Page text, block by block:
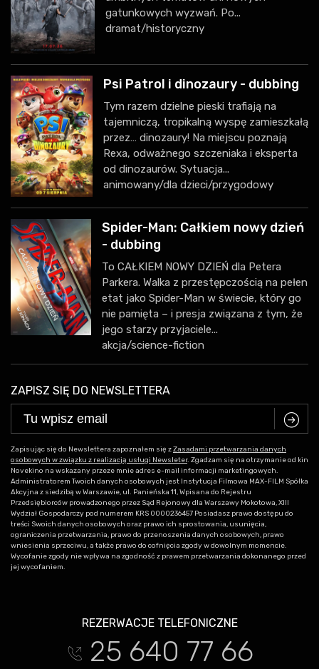
gatunkowych wyzwań. Po...
dramat/historyczny
Psi Patrol i dinozaury - dubbing
Tym razem dzielne pieski trafiają na
tajemniczą, tropikalną wyspę zamieszkałą
przez… dinozaury! Na miejscu poznają
Rexa, odważnego szczeniaka i eksperta
od dinozaurów. Sytuacja...
animowany/dla dzieci/przygodowy
Spider-Man: Całkiem nowy dzień
- dubbing
To CAŁKIEM NOWY DZIEŃ dla Petera
Parkera. Walka z przestępczością na pełen
etat jako Spider-Man w świecie, który go
nie pamięta – i presja związana z tym, że
jego starzy przyjaciele...
akcja/science-fiction
ZAPISZ SIĘ DO NEWSLETTERA
C
Zapisując się do Newslettera zapoznałem się zZasadami przetwarzania danych
osobowych w związku z realizacją usługi Newsleter. Zgadzam się na otrzymanie od kin
Novekino na wskazany przeze mnie adres e-mail informacji marketingowych.
Administratorem Twoich danych osobowych jest Instytucja Filmowa MAX-FILM Spółka
Akcyjna z siedzibą w Warszawie, ul. Panieńska 11, Wpisana do Rejestru
Przedsiębiorców prowadzonego przez Sąd Rejonowy dla Warszawy Mokotowa, XIII
Wydział Gospodarczy pod numerem KRS 0000236457 Posiadasz prawo dostępu do
treści Swoich danych osobowych oraz prawo ich sprostowania, usunięcia,
ograniczenia przetwarzania, prawo do przenoszenia danych osobowych, prawo
wniesienia sprzeciwu, a także prawo do cofnięcia zgody w dowolnym momencie.
Wycofanie zgody nie wpływa na zgodność z prawem przetwarzania dokonanego przed
jej wycofaniem.
REZERWACJE TELEFONICZNE
t 25 640 77 66